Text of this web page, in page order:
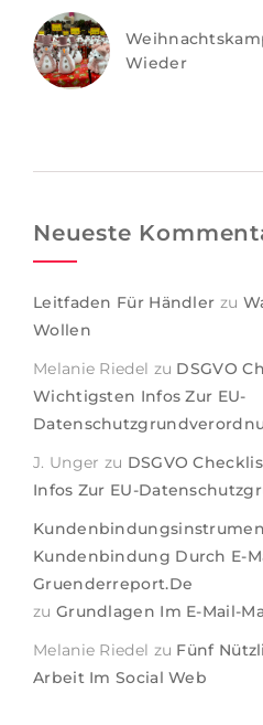
Wieder
Neueste
Leitfaden Für Händler zu
Wollen
Melanie Riedel zu DSGVO
Wichtigsten Infos Zur EU-
J. Unger zu DSGVO
Infos Zur EU-
Kundenbindung Durch E-
Gruenderreport.de
zu Grundlagen Im E-Mail-
Melanie Riedel zu Fünf
Arbeit Im Social Web